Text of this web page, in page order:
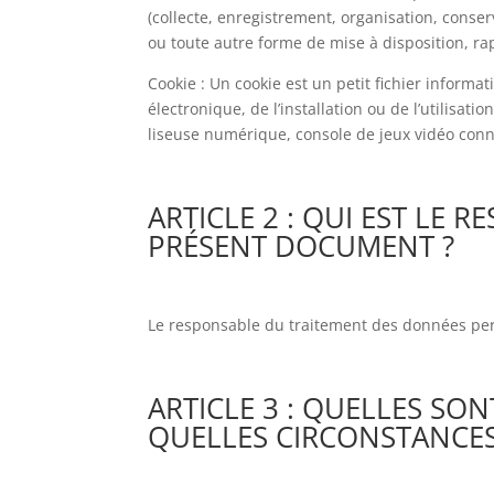
(collecte, enregistrement, organisation,
ou toute autre forme de mise à disposition,
Cookie : Un cookie est un petit fichier
électronique, de l’installation ou de
liseuse numérique, console de jeux vidéo
ARTICLE 2 : QUI EST LE
PRÉSENT DOCUMENT ?
Le responsable du traitement des données
ARTICLE 3 : QUELLES
QUELLES